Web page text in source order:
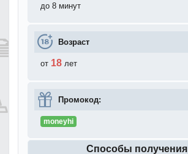
до 8 минут
Возраст
от 18 лет
Промокод:
moneyhi
Способы получения